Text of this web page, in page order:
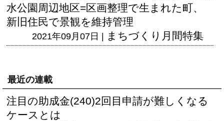
水公園周辺地区=区画整理で生まれた町、
新旧住民で景観を維持管理
2021年09月07日 | まちづくり月間特集
最近の連載
注目の助成金(240)2回目申請が難しくなる
ケースとは